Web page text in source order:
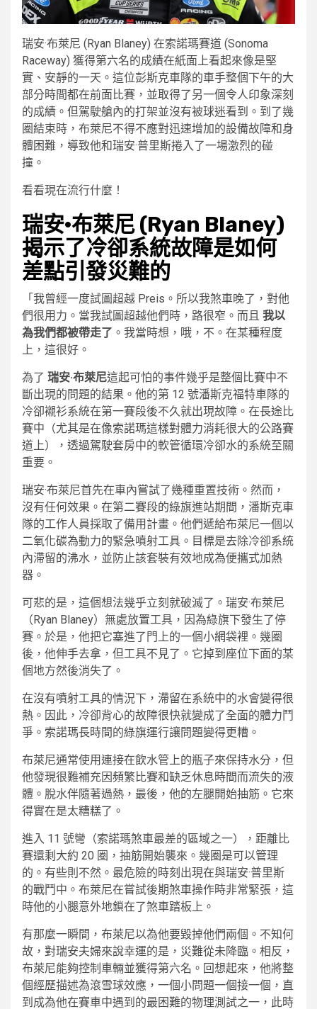
瑞安·布萊尼 (Ryan Blaney) 在索諾瑪賽道 (Sonoma
Raceway) 獲得第六名的成績在紙面上看起來像是堅
實、安靜的一天。這位彭斯克車隊的車手整個下午的大
部分時間都在前面比賽，並取得了另一個令人印象深刻
的成績。但駕駛艙內的打架並沒有被球迷看到。到了幾
圈結束時，布萊尼不得不應對迅速增加的設備故障和身
體困難，導致他和瑞安·普里斯捲入了一場激烈的碰
撞。
看看現在流行什麼！
瑞安·布萊尼 (Ryan Blaney)
揭示了冷卻系統故障是如何
差點引發災難的
「我曾經一度試圖超越 Preis。所以我煞車晚了，對他
們很用力。當我試圖超越他們時，路很窄。而且 我以
為我們都被帶走了 。我當時想，哦，不。在某種程度
上，這很好。
為了 瑞安·布萊尼這起可怕的事件幾乎是整個比賽中不
斷出現的問題的結果。他的第 12 號潘斯克福特車隊的
冷卻襯衫系統在第一賽段後不久就出現故障。在長途比
賽中（尤其是在像索諾瑪這樣對體力消耗很大的公路賽
道上），透過駕駛套房中的軟管循環冷卻水的系統至關
重要。
瑞安·布萊尼首先在車內嘗試了幾種重置技術。然而，
沒有任何效果。在第二賽段的綠旗進站期間，潘斯克車
隊的工作人員採取了備用計畫。他們遞給布萊尼一個以
二氧化碳為動力的緊急噴射工具。目標是去除冷卻系統
內滯留的沸水，並防止該套裝有效地成為便攜式加熱
器。
可悲的是，這個想法幾乎立刻就破滅了。瑞安·布萊尼
（Ryan Blaney）無處放置工具，因為綠旗下發生了停
賽。於是，他把它塞進了門上的一個小網袋裡。幾圈
後，他伸手去拿，但工具不見了。它掉到座位下面的某
個地方然後消失了。
在沒有噴射工具的情況下，滯留在系統中的水會變得很
熱。因此，冷卻背心的故障很快就變成了全面的體力鬥
爭。索諾瑪長時間的綠旗運行讓問題變得更糟。
布萊尼通常使用連接在飲水管上的瓶子來保持水分，但
他發現很難補充因頻繁比賽和缺乏休息時間而流失的液
體。脫水伴隨著過熱，最後，他的左腿開始抽筋。它來
得實在是太糟糕了。
進入 11 號彎（索諾瑪煞車最差的區域之一），距離比
賽還剩大約 20 圈，抽筋開始襲來。幾圈是可以管理
的。有些則不然。最危險的時刻出現在與瑞安·普里斯
的戰鬥中。布萊尼在嘗試後期煞車操作時非常緊張，這
時他的小腿意外地鎖在了煞車踏板上。
有那麼一瞬間，布萊尼以為他要毀掉他們兩個。不知何
故，對瑞安夫婦來說幸運的是，災難從未降臨。相反，
布萊尼能夠控制車輛並獲得第六名。回想起來，他將整
個經歷描述為滾雪球效應，一個小問題一個接一個，直
到成為他在賽車中遇到的最困難的物理測試之一，此時